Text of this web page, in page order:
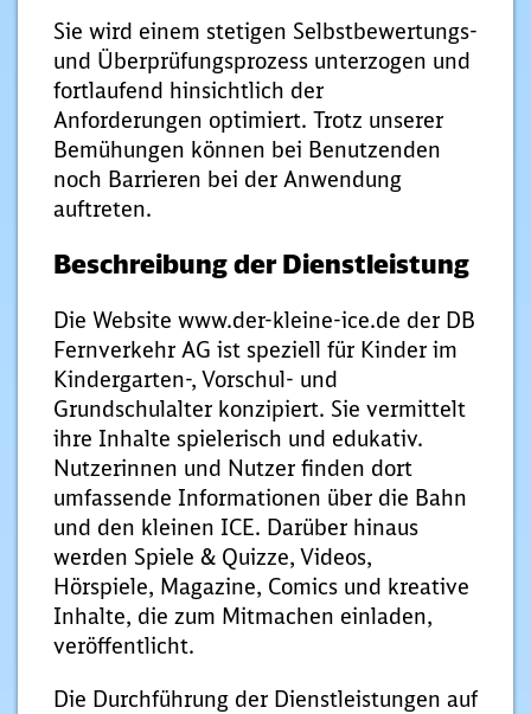
Sie wird einem stetigen Selbstbewertungs-
und Überprüfungsprozess unterzogen und
fortlaufend hinsichtlich der
Anforderungen optimiert. Trotz unserer
Bemühungen können bei Benutzenden
noch Barrieren bei der Anwendung
auftreten.
Beschreibung der Dienstleistung
Die Website www.der-kleine-ice.de der DB
Fernverkehr AG ist speziell für Kinder im
Kindergarten-, Vorschul- und
Grundschulalter konzipiert. Sie vermittelt
ihre Inhalte spielerisch und edukativ.
Nutzerinnen und Nutzer finden dort
umfassende Informationen über die Bahn
und den kleinen ICE. Darüber hinaus
werden Spiele & Quizze, Videos,
Hörspiele, Magazine, Comics und kreative
Inhalte, die zum Mitmachen einladen,
veröffentlicht.
Die Durchführung der Dienstleistungen auf